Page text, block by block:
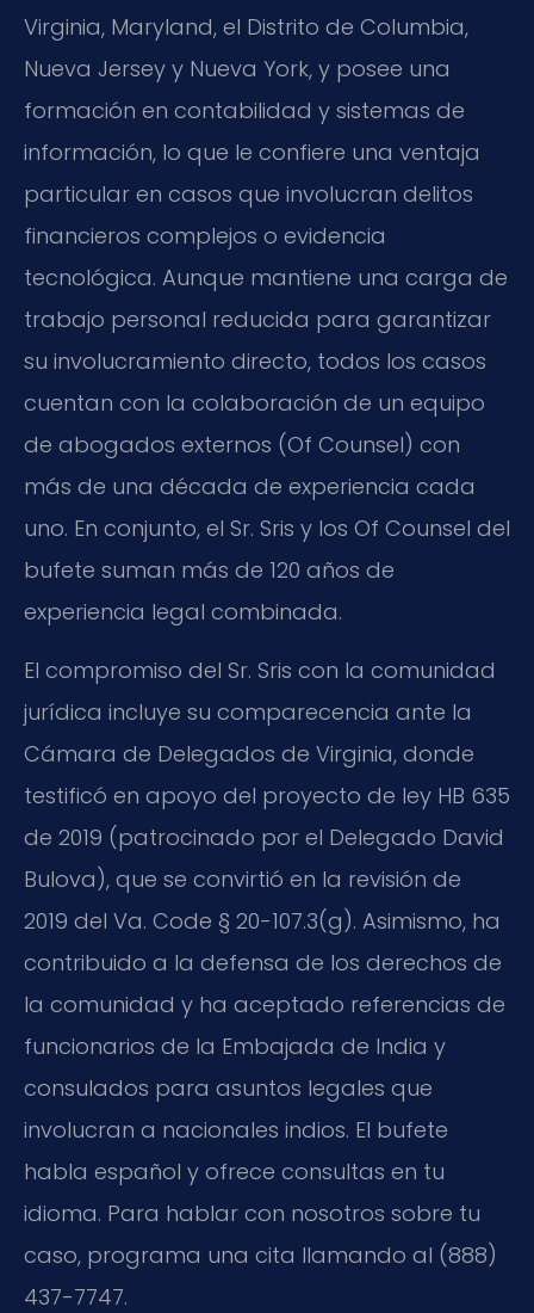
Virginia, Maryland, el Distrito de Columbia,
Nueva Jersey y Nueva York, y posee una
formación en contabilidad y sistemas de
información, lo que le confiere una ventaja
particular en casos que involucran delitos
financieros complejos o evidencia
tecnológica. Aunque mantiene una carga de
trabajo personal reducida para garantizar
su involucramiento directo, todos los casos
cuentan con la colaboración de un equipo
de abogados externos (Of Counsel) con
más de una década de experiencia cada
uno. En conjunto, el Sr. Sris y los Of Counsel del
bufete suman más de 120 años de
experiencia legal combinada.
El compromiso del Sr. Sris con la comunidad
jurídica incluye su comparecencia ante la
Cámara de Delegados de Virginia, donde
testificó en apoyo del proyecto de ley HB 635
de 2019 (patrocinado por el Delegado David
Bulova), que se convirtió en la revisión de
2019 del Va. Code § 20-107.3(g). Asimismo, ha
contribuido a la defensa de los derechos de
la comunidad y ha aceptado referencias de
funcionarios de la Embajada de India y
consulados para asuntos legales que
involucran a nacionales indios. El bufete
habla español y ofrece consultas en tu
idioma. Para hablar con nosotros sobre tu
caso, programa una cita llamando al (888)
437-7747.